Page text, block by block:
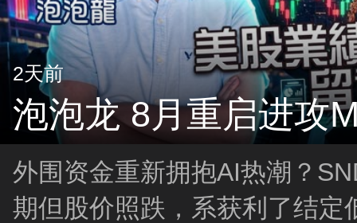
2天前
泡泡龙 8月重启进攻
外围资金重新拥抱AI热潮？
期但股价照跌，系获利了结定